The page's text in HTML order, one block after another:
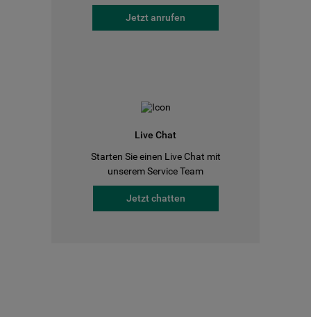
Jetzt anrufen
Live Chat
Starten Sie einen Live Chat mit
unserem Service Team
Jetzt chatten